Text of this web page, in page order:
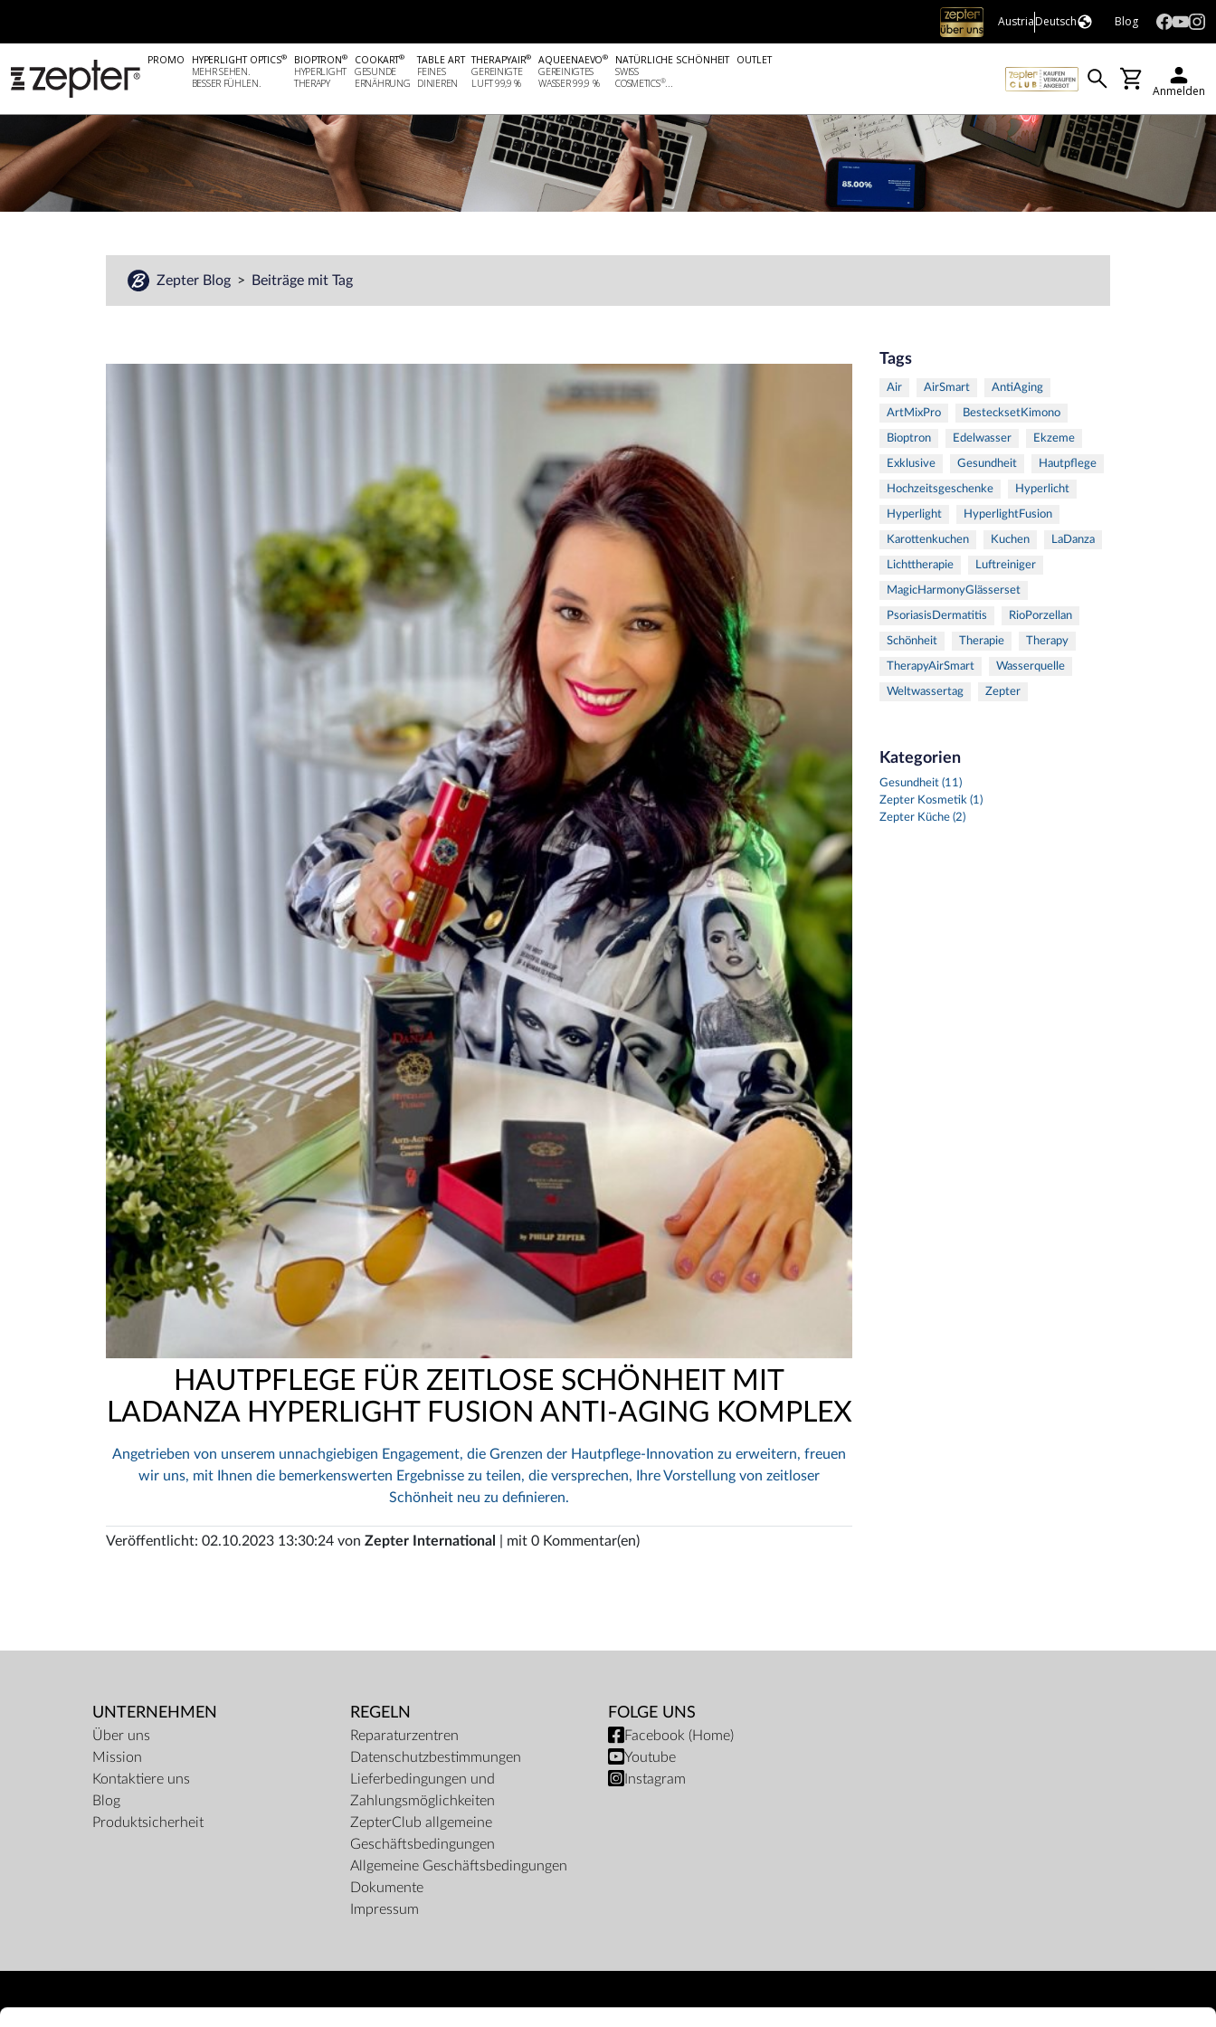
AustriaDeutsch Blog
PROMO HYPERLIGHT OPTICS®
MEHR SEHEN.
BESSER FÜHLEN.
BIOPTRON®
HYPERLIGHT
THERAPY
COOKART®
GESUNDE
ERNÄHRUNG
TABLE ART
FEINES
DINIEREN
THERAPYAIR®
GEREINIGTE
LUFT 99,9 %
AQUEENAEVO®
GEREINIGTES
WASSER 99,9 %
NATÜRLICHE SCHÖNHEIT
SWISS
COSMETICS®...
OUTLET
Anmelden
Zepter Blog Beiträge mit Tag
HAUTPFLEGE FÜR ZEITLOSE SCHÖNHEIT MIT
LADANZA HYPERLIGHT FUSION ANTI-AGING KOMPLEX
Angetrieben von unserem unnachgiebigen Engagement, die Grenzen der Hautpflege-Innovation zu erweitern, freuen
wir uns, mit Ihnen die bemerkenswerten Ergebnisse zu teilen, die versprechen, Ihre Vorstellung von zeitloser
Schönheit neu zu definieren.
Veröffentlicht: 02.10.2023 13:30:24 von Zepter International | mit 0 Kommentar(en)
Tags
Air AirSmart AntiAging
ArtMixPro BestecksetKimono
Bioptron Edelwasser Ekzeme
Exklusive Gesundheit Hautpflege
Hochzeitsgeschenke Hyperlicht
Hyperlight HyperlightFusion
Karottenkuchen Kuchen LaDanza
Lichttherapie Luftreiniger
MagicHarmonyGlässerset
PsoriasisDermatitis RioPorzellan
Schönheit Therapie Therapy
TherapyAirSmart Wasserquelle
Weltwassertag Zepter
Kategorien
Gesundheit (11)
Zepter Kosmetik (1)
Zepter Küche (2)
UNTERNEHMEN
Über uns
Mission
Kontaktiere uns
Blog
Produktsicherheit
REGELN
Reparaturzentren
Datenschutzbestimmungen
Lieferbedingungen und
Zahlungsmöglichkeiten
ZepterClub allgemeine
Geschäftsbedingungen
Allgemeine Geschäftsbedingungen
Dokumente
Impressum
FOLGE UNS
Facebook (Home)
Youtube
Instagram